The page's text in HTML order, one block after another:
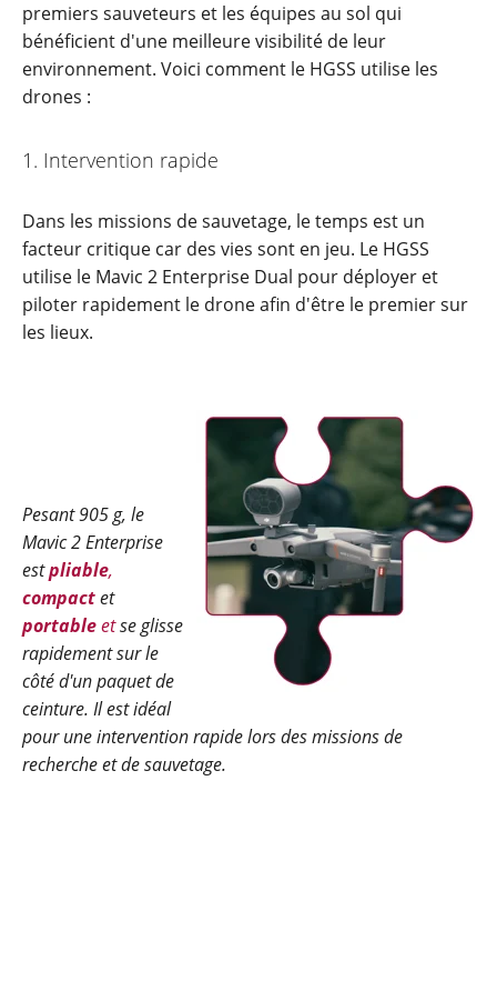
premiers sauveteurs et les équipes au sol qui
bénéficient d'une meilleure visibilité de leur
environnement. Voici comment le HGSS utilise les
drones :
1. Intervention rapide
Dans les missions de sauvetage, le temps est un
facteur critique car des vies sont en jeu. Le HGSS
utilise le Mavic 2 Enterprise Dual pour déployer et
piloter rapidement le drone afin d'être le premier sur
les lieux.
Pesant 905 g, le
Mavic 2 Enterprise
estpliable,
compactet
portableetse glisse
rapidement sur le
côté d'un paquet de
ceinture. Il est idéal
pour une intervention rapide lors des missions de
recherche et de sauvetage.